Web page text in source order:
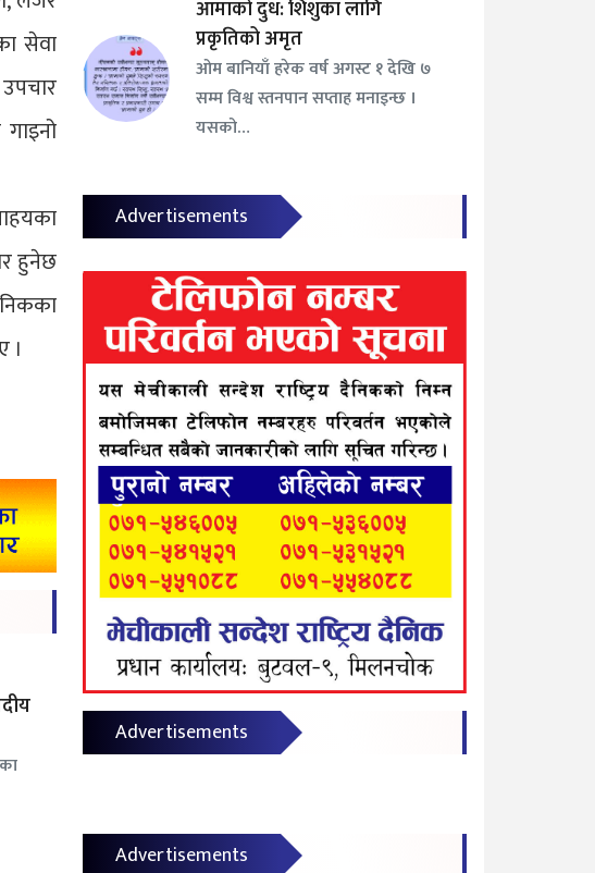
सेवा
हुनेछ
।
आमाको दुध: शिशुका लागि
प्रकृतिको अमृत
ओम बानियाँ हरेक वर्ष अगस्ट १ देखि ७
सम्म विश्व स्तनपान सप्ताह मनाइन्छ ।
यसको…
Advertisements
Advertisements
Advertisements